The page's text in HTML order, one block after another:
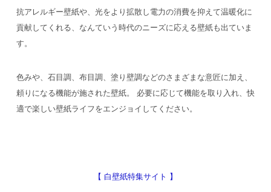
抗アレルギー壁紙や、光をより拡散し電力の消費を抑えて温暖化に
貢献してくれる、なんていう時代のニーズに応える壁紙も出ていま
す。
色みや、石目調、布目調、塗り壁調などのさまざまな意匠に加え、
頼りになる機能が施された壁紙。
必要に応じて機能を取り入れ、快
適で楽しい壁紙ライフをエンジョイしてください。
【 白壁紙特集サイト 】